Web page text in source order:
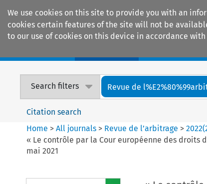
We use cookies on this site to provide you with an
cookies certain features of the site will not be
to our use of cookies on this device in accordance
Search filters Revue de
Citation search
Home >All journals > Revue de l’arbitrage >2022(
« Le contrôle par la Cour européenne des droits
mai 2021